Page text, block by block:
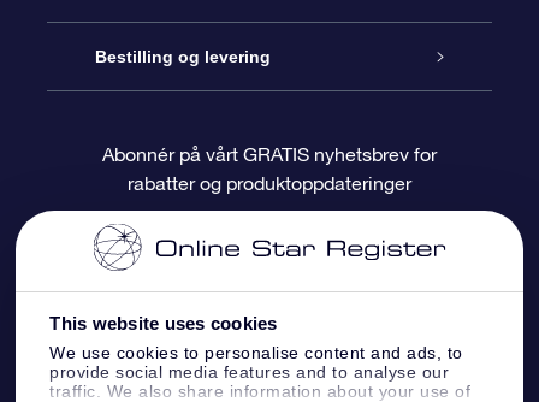
This website uses cookies
We use cookies to personalise content and ads, to
provide social media features and to analyse our
traffic. We also share information about your use of
Bloggen
Anmeldelser
OSR Gavepakke
OSR-gavekortet
Bedriftsgaver
Star Register
Pesontilpasset stjerneside
One Million Stars
OSR Starsaver
Fly me to the Stars VR-app
Bestilling og levering
Betalingsinformasjon
Fraktinformasjon
Returpolicy
Stjernebildene
Abonnér på vårt GRATIS nyhetsbrev for
rabatter og produktoppdateringer